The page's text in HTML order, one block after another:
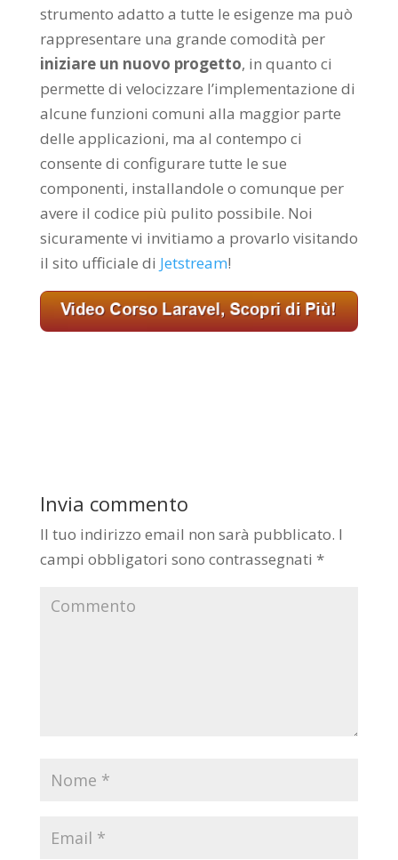
strumento adatto a tutte le esigenze ma può
rappresentare una grande comodità per
iniziare un nuovo progetto, in quanto ci
permette di velocizzare l’implementazione di
alcune funzioni comuni alla maggior parte
delle applicazioni, ma al contempo ci
consente di configurare tutte le sue
componenti, installandole o comunque per
avere il codice più pulito possibile. Noi
sicuramente vi invitiamo a provarlo visitando
il sito ufficiale di Jetstream!
Invia commento
Il tuo indirizzo email non sarà pubblicato. I
campi obbligatori sono contrassegnati *